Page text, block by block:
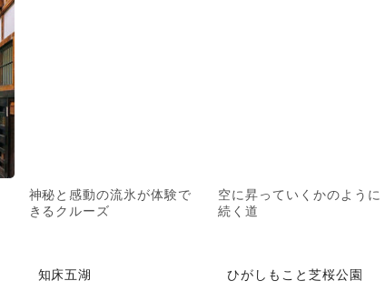
神秘と感動の流氷が体験で
きるクルーズ
空に昇っていくかのように
続く道
知床五湖 ひがしもこと芝桜公園